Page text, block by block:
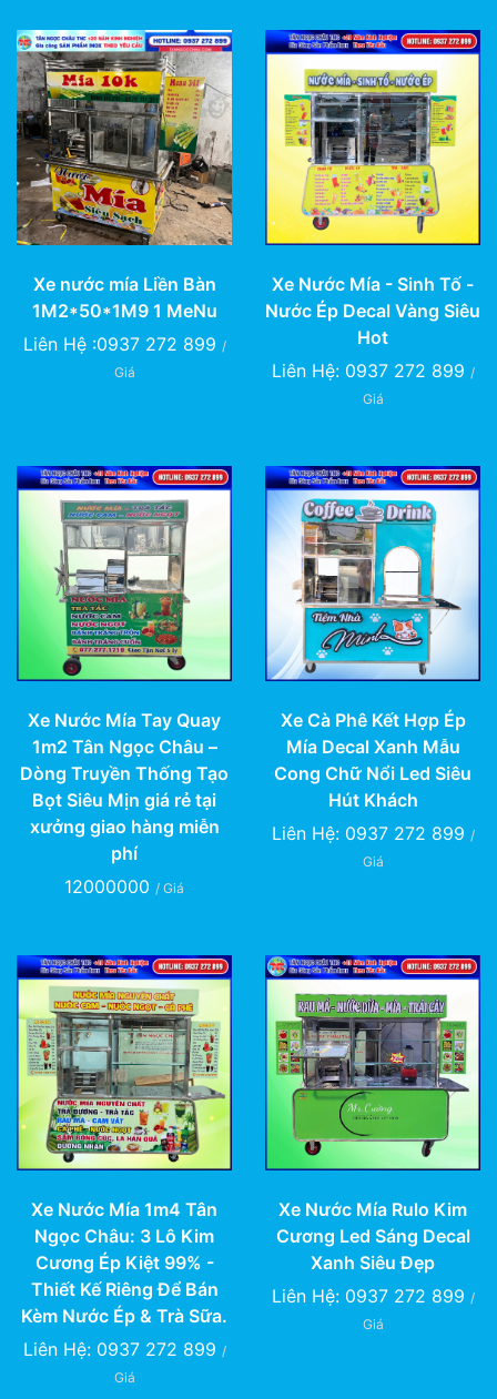
Xe nước mía Liền Bàn
1M2*50*1M9 1 MeNu
Liên Hệ :0937 272 899 /
Giá
Xe Nước Mía - Sinh Tố -
Nước Ép Decal Vàng Siêu
Hot
Liên Hệ: 0937 272 899 /
Giá
Xe Nước Mía Tay Quay
1m2 Tân Ngọc Châu –
Dòng Truyền Thống Tạo
Bọt Siêu Mịn giá rẻ tại
xưởng giao hàng miễn
phí
12000000 / Giá
Xe Cà Phê Kết Hợp Ép
Mía Decal Xanh Mẫu
Cong Chữ Nổi Led Siêu
Hút Khách
Liên Hệ: 0937 272 899 /
Giá
Xe Nước Mía 1m4 Tân
Ngọc Châu: 3 Lô Kim
Cương Ép Kiệt 99% -
Thiết Kế Riêng Để Bán
Kèm Nước Ép & Trà Sữa.
Liên Hệ: 0937 272 899 /
Giá
Xe Nước Mía Rulo Kim
Cương Led Sáng Decal
Xanh Siêu Đẹp
Liên Hệ: 0937 272 899 /
Giá